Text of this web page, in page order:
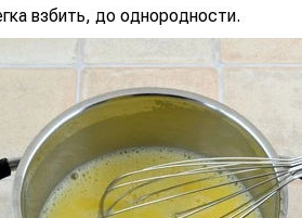
взбить, до однородности.